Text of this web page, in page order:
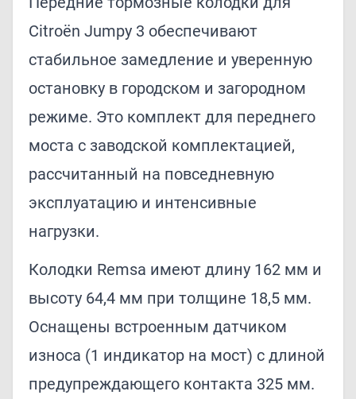
Citroën Jumpy 3 обеспечивают
стабильное замедление и уверенную
остановку в городском и загородном
режиме. Это комплект для переднего
моста с заводской комплектацией,
рассчитанный на повседневную
эксплуатацию и интенсивные
нагрузки.
Колодки Remsa имеют длину 162 мм и
высоту 64,4 мм при толщине 18,5 мм.
Оснащены встроенным датчиком
износа (1 индикатор на мост) с длиной
предупреждающего контакта 325 мм.